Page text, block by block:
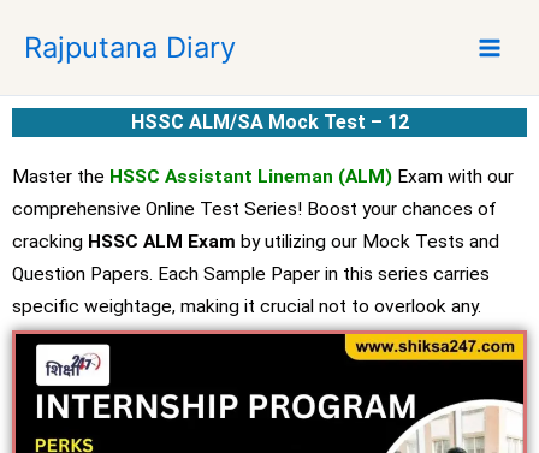
p
n
Rajputana Diary
HSSC ALM/SA Mock Test – 12
Master the HSSC Assistant Lineman (ALM) Exam with our
comprehensive Online Test Series! Boost your chances of
cracking HSSC ALM Exam by utilizing our Mock Tests and
Question Papers. Each Sample Paper in this series carries
specific weightage, making it crucial not to overlook any.